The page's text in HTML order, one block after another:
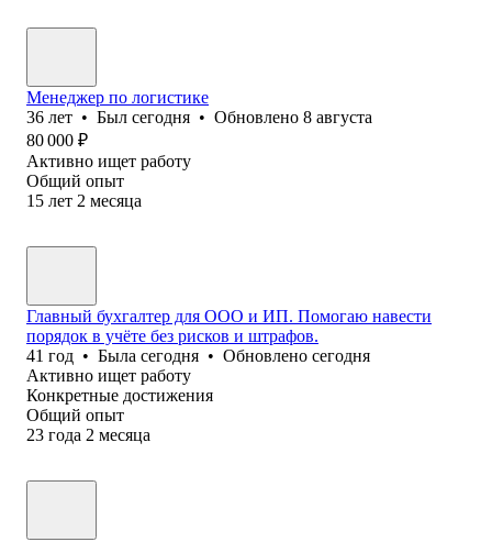
Менеджер по логистике
36 лет • Был сегодня • Обновлено 8 августа
80 000 ₽
Активно ищет работу
Общий опыт
15 лет 2 месяца
Главный бухгалтер для ООО и ИП. Помогаю навести
порядок в учёте без рисков и штрафов.
41 год • Была сегодня • Обновлено сегодня
Активно ищет работу
Конкретные достижения
Общий опыт
23 года 2 месяца